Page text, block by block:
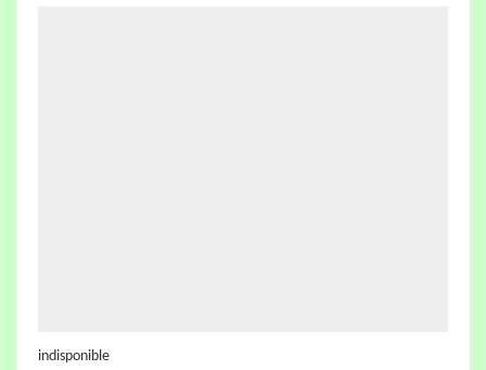
indisponible